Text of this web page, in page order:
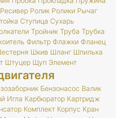
Ресивер Ролик Ролики Рычаг
Ступица Сухарь
Тройник Труба Трубка
Фильтр Флажки Фланец
Шкив Шланг Шпилька
Штуцер Щуп Элемент
Бензонасос Валик
Игла Карбюратор Картридж
Комплект Корпус Кран